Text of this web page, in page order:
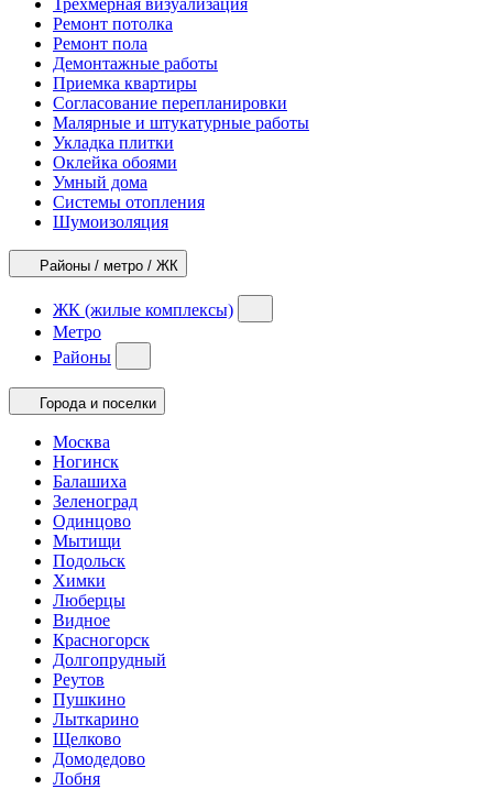
Трехмерная визуализация
Ремонт потолка
Ремонт пола
Демонтажные работы
Приемка квартиры
Согласование перепланировки
Малярные и штукатурные работы
Укладка плитки
Оклейка обоями
Умный дома
Системы отопления
Шумоизоляция
Районы / метро / ЖК
ЖК (жилые комплексы)
Метро
Районы
Города и поселки
Москва
Ногинск
Балашиха
Зеленоград
Одинцово
Мытищи
Подольск
Химки
Люберцы
Видное
Красногорск
Долгопрудный
Реутов
Пушкино
Лыткарино
Щелково
Домодедово
Лобня